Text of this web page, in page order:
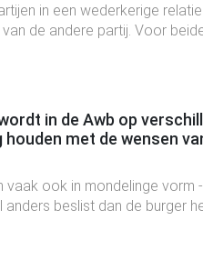
in een wederkerige
de andere partij. Voor
in de Awb op
met de wensen
vaak ook in mondelinge vorm
beslist dan de burger